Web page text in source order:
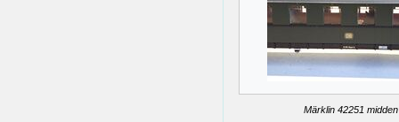
Märklin 42251 midden